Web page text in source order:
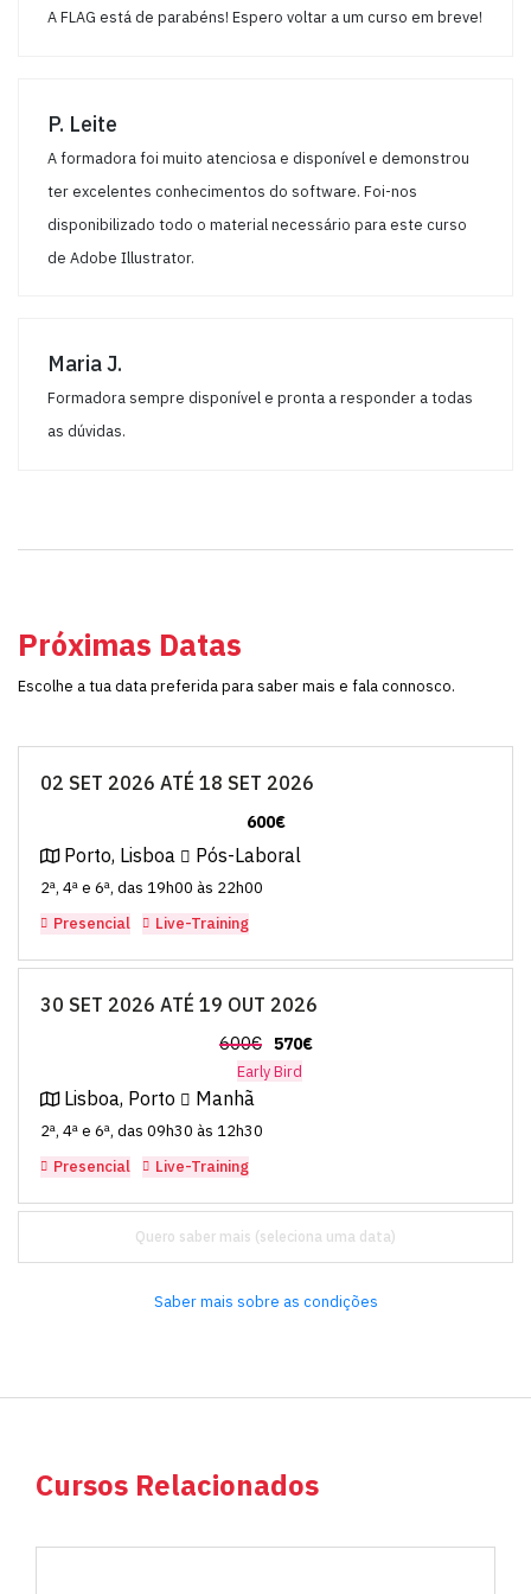
A FLAG está de parabéns! Espero voltar a um curso em breve!
P. Leite
A formadora foi muito atenciosa e disponível e demonstrou
ter excelentes conhecimentos do software. Foi-nos
disponibilizado todo o material necessário para este curso
de Adobe Illustrator.
Maria J.
Formadora sempre disponível e pronta a responder a todas
as dúvidas.
Próximas Datas
Escolhe a tua data preferida para saber mais e fala connosco.
02 SET 2026 ATÉ 18 SET 2026
600€
Porto, Lisboa Pós-Laboral
2ª, 4ª e 6ª, das 19h00 às 22h00
Presencial
Live-Training
30 SET 2026 ATÉ 19 OUT 2026
600€ 570€
Early Bird
Lisboa, Porto Manhã
2ª, 4ª e 6ª, das 09h30 às 12h30
Presencial
Live-Training
Quero saber mais
Saber mais sobre as condições
Cursos Relacionados